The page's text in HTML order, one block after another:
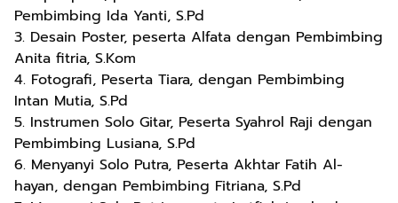
Pembimbing Ida Yanti, S.Pd
3. Desain Poster, peserta Alfata dengan Pembimbing
Anita fitria, S.Kom
4. Fotografi, Peserta Tiara, dengan Pembimbing
Intan Mutia, S.Pd
5. Instrumen Solo Gitar, Peserta Syahrol Raji dengan
Pembimbing Lusiana, S.Pd
6. Menyanyi Solo Putra, Peserta Akhtar Fatih Al-
hayan, dengan Pembimbing Fitriana, S.Pd